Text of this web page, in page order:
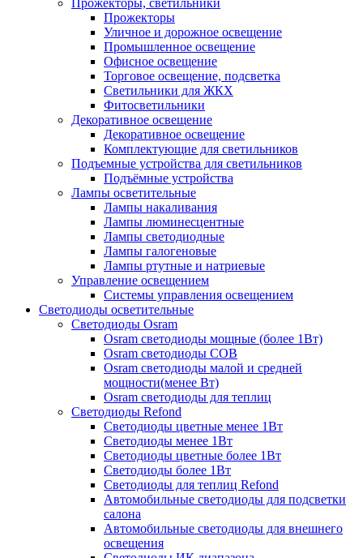
Прожекторы
Уличное и дорожное освещение
Промышленное освещение
Офисное освещение
Торговое освещение, подсветка
Светильники для ЖКХ
Фитосветильники
Декоративное освещение
Декоративное освещение
Комплектующие для светильников
Подъемные устройства для светильников
Подъёмные устройства
Лампы осветительные
Лампы накаливания
Лампы люминесцентные
Лампы светодиодные
Лампы галогеновые
Лампы ртутные и натриевые
Управление освещением
Системы управления освещением
Светодиоды осветительные
Светодиоды Osram
Osram светодиоды мощные (более 1Вт)
Osram светодиоды COB
Osram светодиоды малой и средней
мощности(менее Вт)
Osram светодиоды для теплиц
Светодиоды Refond
Светодиоды цветные менее 1Вт
Светодиоды менее 1Вт
Светодиоды цветные более 1Вт
Светодиоды более 1Вт
Светодиоды для теплиц Refond
Автомобильные светодиоды для подсветки
салона
Автомобильные светодиоды для внешнего
освещения